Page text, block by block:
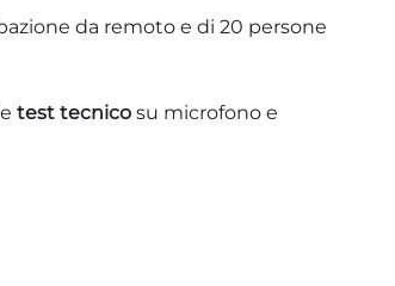
da remoto e di 20 persone
test tecnico su microfono e